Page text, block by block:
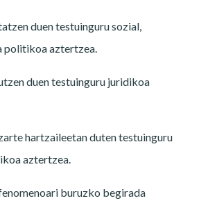
duen testuinguru sozial,
politikoa aztertzea.
duen testuinguru juridikoa
hartzaileetan duten testuinguru
aztertzea.
buruzko begirada